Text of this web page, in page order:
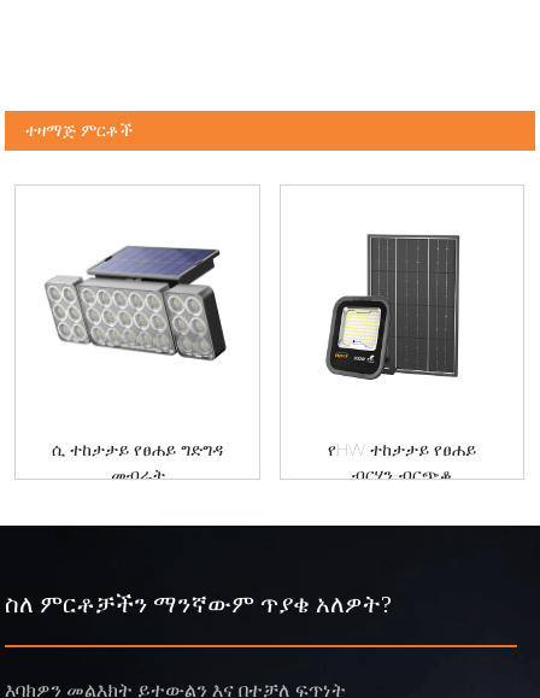
ተዛማጅ ምርቶች
ሲ ተከታታይ የፀሐይ ግድግዳ
መብራት
የHW ተከታታይ የፀሐይ
ብርሃን-ብርጭቆ
ስለ ምርቶቻችን ማንኛውም ጥያቄ አለዎት?
እባክዎን መልእክት ይተውልን እና በተቻለ ፍጥነት